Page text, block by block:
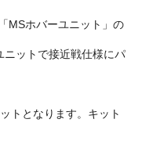
MSホバーユニット」の
ニットで接近戦仕様にパ
トとなります。キット